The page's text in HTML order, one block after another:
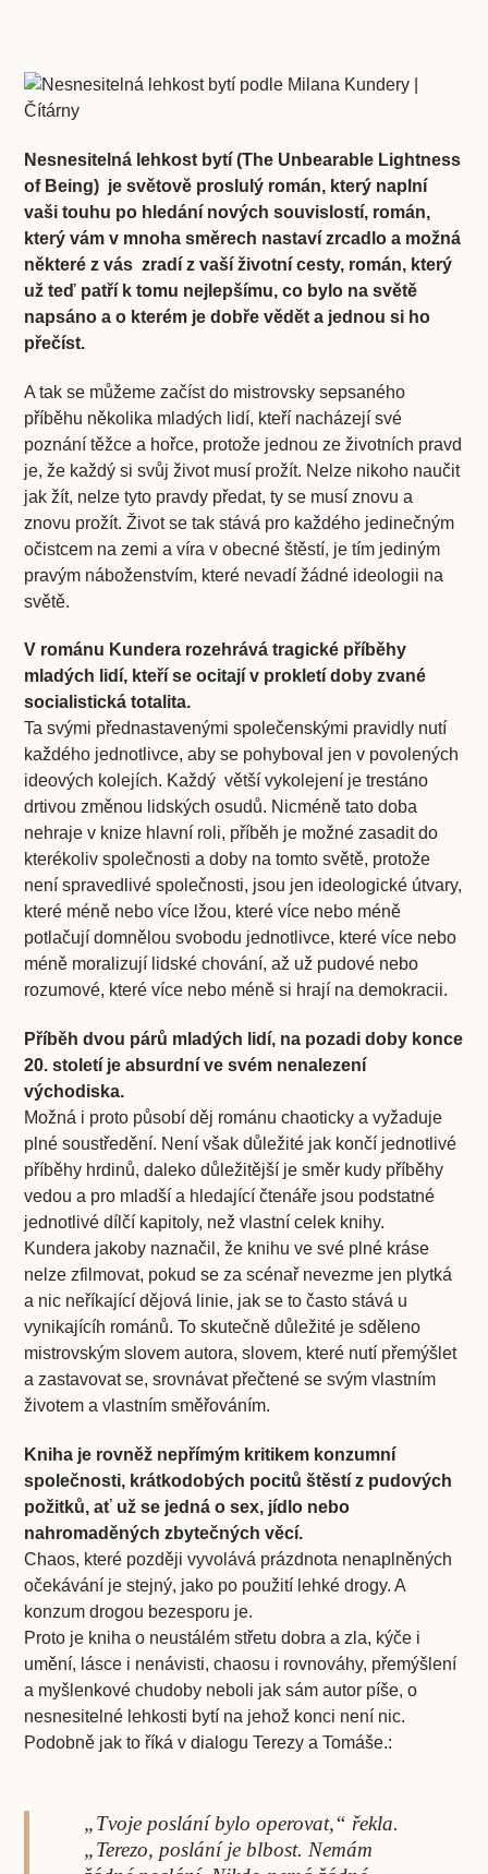
Nesnesitelná lehkost bytí (The Unbearable Lightness
of Being) je světově proslulý román, který naplní
vaši touhu po hledání nových souvislostí, román,
který vám v mnoha směrech nastaví zrcadlo a možná
některé z vás zradí z vaší životní cesty, román, který
už teď patří k tomu nejlepšímu, co bylo na světě
napsáno a o kterém je dobře vědět a jednou si ho
přečíst.
A tak se můžeme začíst do mistrovsky sepsaného
příběhu několika mladých lidí, kteří nacházejí své
poznání těžce a hořce, protože jednou ze životních pravd
je, že každý si svůj život musí prožít. Nelze nikoho naučit
jak žít, nelze tyto pravdy předat, ty se musí znovu a
znovu prožít. Život se tak stává pro každého jedinečným
očistcem na zemi a víra v obecné štěstí, je tím jediným
pravým náboženstvím, které nevadí žádné ideologii na
světě.
V románu Kundera rozehrává tragické příběhy
mladých lidí, kteří se ocitají v prokletí doby zvané
socialistická totalita.
Ta svými přednastavenými společenskými pravidly nutí
každého jednotlivce, aby se pohyboval jen v povolených
ideových kolejích. Každý větší vykolejení je trestáno
drtivou změnou lidských osudů. Nicméně tato doba
nehraje v knize hlavní roli, příběh je možné zasadit do
kterékoliv společnosti a doby na tomto světě, protože
není spravedlivé společnosti, jsou jen ideologické útvary,
které méně nebo více lžou, které více nebo méně
potlačují domnělou svobodu jednotlivce, které více nebo
méně moralizují lidské chování, až už pudové nebo
rozumové, které více nebo méně si hrají na demokracii.
Příběh dvou párů mladých lidí, na pozadi doby konce
20. století je absurdní ve svém nenalezení
východiska.
Možná i proto působí děj románu chaoticky a vyžaduje
plné soustředění. Není však důležité jak končí jednotlivé
příběhy hrdinů, daleko důležitější je směr kudy příběhy
vedou a pro mladší a hledající čtenáře jsou podstatné
jednotlivé dílčí kapitoly, než vlastní celek knihy.
Kundera jakoby naznačil, že knihu ve své plné kráse
nelze zfilmovat, pokud se za scénař nevezme jen plytká
a nic neříkající dějová linie, jak se to často stává u
vynikajícíh románů. To skutečně důležité je sděleno
mistrovským slovem autora, slovem, které nutí přemýšlet
a zastavovat se, srovnávat přečtené se svým vlastním
životem a vlastním směřováním.
Kniha je rovněž nepřímým kritikem konzumní
společnosti, krátkodobých pocitů štěstí z pudových
požitků, ať už se jedná o sex, jídlo nebo
nahromaděných zbytečných věcí.
Chaos, které později vyvolává prázdnota nenaplněných
očekávání je stejný, jako po použití lehké drogy. A
konzum drogou bezesporu je.
Proto je kniha o neustálém střetu dobra a zla, kýče i
umění, lásce i nenávisti, chaosu i rovnováhy, přemýšlení
a myšlenkové chudoby neboli jak sám autor píše, o
nesnesitelné lehkosti bytí na jehož konci není nic.
Podobně jak to říká v dialogu Terezy a Tomáše.:
„Tvoje poslání bylo operovat,“ řekla.
„Terezo, poslání je blbost. Nemám